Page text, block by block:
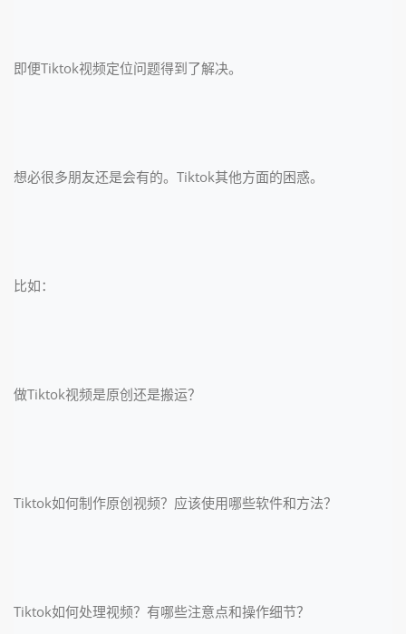
即便Tiktok视频定位问题得到了解决。
想必很多朋友还是会有的。Tiktok其他方面的困惑。
比如：
做Tiktok视频是原创还是搬运？
Tiktok如何制作原创视频？应该使用哪些软件和方法？
Tiktok如何处理视频？有哪些注意点和操作细节？